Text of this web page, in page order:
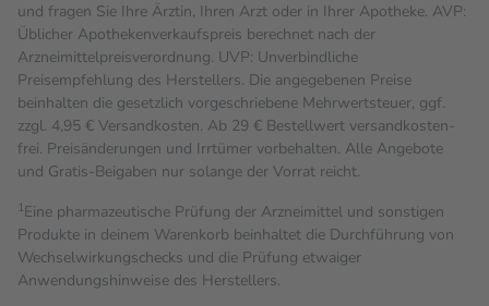
und fragen Sie Ihre Ärztin, Ihren Arzt oder in Ihrer Apotheke. AVP:
Üblicher Apothekenverkaufspreis berechnet nach der
Arzneimittelpreisverordnung. UVP: Unverbindliche
Preisempfehlung des Herstellers. Die angegebenen Preise
beinhalten die gesetzlich vorgeschriebene Mehrwertsteuer, ggf.
zzgl. 4,95 € Versandkosten. Ab 29 € Bestell­wert versand­kosten­
frei. Preisänderungen und Irrtümer vorbehalten. Alle Angebote
und Gratis-Beigaben nur solange der Vorrat reicht.
1Eine pharmazeutische Prüfung der Arzneimittel und sonstigen
Produkte in deinem Warenkorb beinhaltet die Durchführung von
Wechselwirkungschecks und die Prüfung etwaiger
Anwendungshinweise des Herstellers.